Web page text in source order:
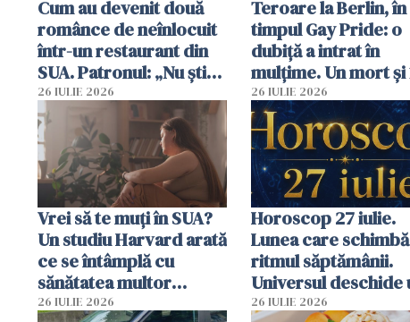
Cum au devenit două
românce de neînlocuit
într-un restaurant din
SUA. Patronul: „Nu știu
ce o să mă fac fără voi”
26 IULIE 2026
Teroare la Berlin, în
timpul Gay Pride: o
dubiță a intrat în
mulțime. Un mort și
răniți
26 IULIE 2026
Vrei să te muți în SUA?
Un studiu Harvard arată
ce se întâmplă cu
sănătatea multor
imigranți
26 IULIE 2026
Horoscop 27 iulie.
Lunea care schimbă
ritmul săptămânii.
Universul deschide
neașteptate pentru
26 IULIE 2026